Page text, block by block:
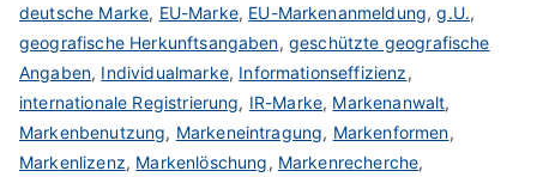
deutsche Marke, EU-Marke, EU-Markenanmeldung,g.U.,
geografische Herkunftsangaben, geschützte geografische
Angaben, Individualmarke, Informationseffizienz,
internationale Registrierung, IR-Marke, Markenanwalt,
Markenbenutzung, Markeneintragung, Markenformen,
Markenlizenz, Markenlöschung, Markenrecherche,